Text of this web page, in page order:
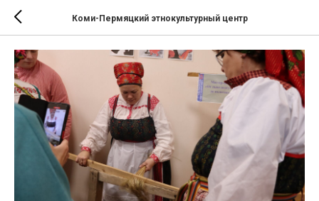
Коми-Пермяцкий этнокультурный центр